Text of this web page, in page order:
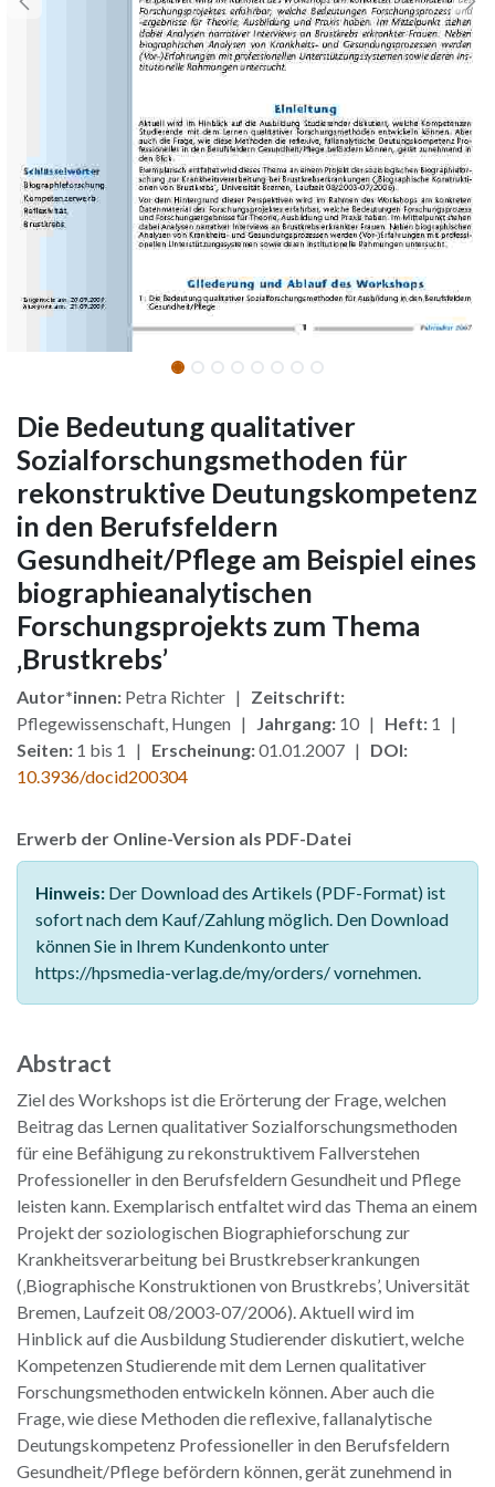
Die Bedeutung qualitativer
Sozialforschungsmethoden für
rekonstruktive Deutungskompetenz
in den Berufsfeldern
Gesundheit/Pflege am Beispiel eines
biographieanalytischen
Forschungsprojekts zum Thema
‚Brustkrebs’
Autor*innen: Petra Richter | Zeitschrift:
Pflegewissenschaft, Hungen | Jahrgang: 10 | Heft: 1 |
Seiten: 1 bis 1 | Erscheinung:01.01.2007 | DOI:
10.3936/docid200304
Erwerb der Online-Version als PDF-Datei
Hinweis: Der Download des Artikels (PDF-Format) ist
sofort nach dem Kauf/Zahlung möglich. Den Download
können Sie in Ihrem Kundenkonto unter
https://hpsmedia-verlag.de/my/orders/ vornehmen.
Abstract
Ziel des Workshops ist die Erörterung der Frage, welchen
Beitrag das Lernen qualitativer Sozialforschungsmethoden
für eine Befähigung zu rekonstruktivem Fallverstehen
Professioneller in den Berufsfeldern Gesundheit und Pflege
leisten kann. Exemplarisch entfaltet wird das Thema an einem
Projekt der soziologischen Biographieforschung zur
Krankheitsverarbeitung bei Brustkrebserkrankungen
(‚Biographische Konstruktionen von Brustkrebs’, Universität
Bremen, Laufzeit 08/2003-07/2006). Aktuell wird im
Hinblick auf die Ausbildung Studierender diskutiert, welche
Kompetenzen Studierende mit dem Lernen qualitativer
Forschungsmethoden entwickeln können. Aber auch die
Frage, wie diese Methoden die reflexive, fallanalytische
Deutungskompetenz Professioneller in den Berufsfeldern
Gesundheit/Pflege befördern können, gerät zunehmend in